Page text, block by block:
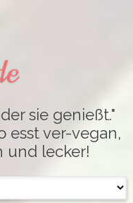
sie genießt."
esst ver-vegan,
und lecker!